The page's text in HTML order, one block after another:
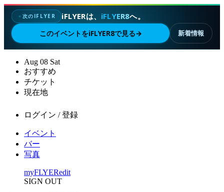
✦次のIFLYER iFLYERは、 iFLYER8へ。
このイベントをiFLYER8で見る→ 新着情報
Aug 08 Sat
おすすめ
チケット
現在地
ログイン / 登録
イベント
バー
写真
myFLYERedit
SIGN OUT